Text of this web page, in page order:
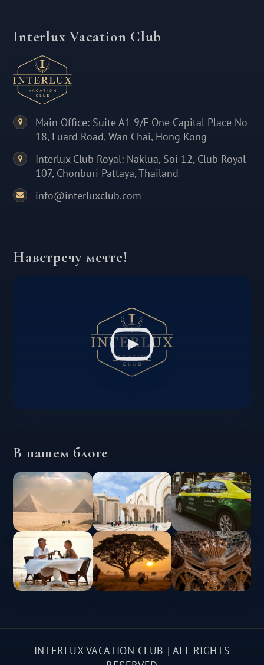
Interlux Vacation Club
Main Office: Suite A1 9/F One Capital Place No
18, Luard Road, Wan Chai, Hong Kong
Interlux Club Royal: Naklua, Soi 12, Club Royal
107, Chonburi Pattaya, Thailand
info@interluxclub.com
Навстречу мечте!
В нашем блоге
INTERLUX VACATION CLUB | ALL RIGHTS